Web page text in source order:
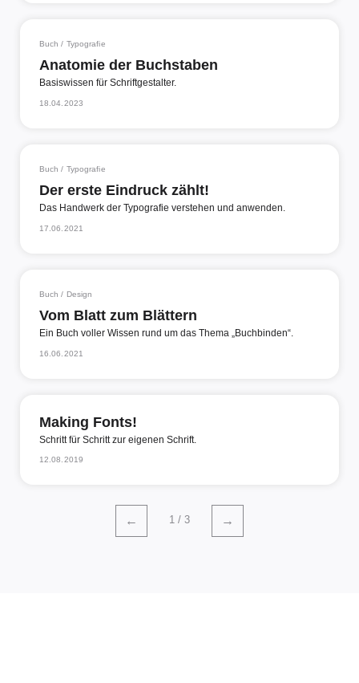
Buch / Typografie
Anatomie der Buchstaben
Basiswissen für Schriftgestalter.
18.04.2023
Buch / Typografie
Der erste Eindruck zählt!
Das Handwerk der Typografie verstehen und anwenden.
17.06.2021
Buch / Design
Vom Blatt zum Blättern
Ein Buch voller Wissen rund um das Thema „Buchbinden“.
16.06.2021
Making Fonts!
Schritt für Schritt zur eigenen Schrift.
12.08.2019
← 1 / 3 →